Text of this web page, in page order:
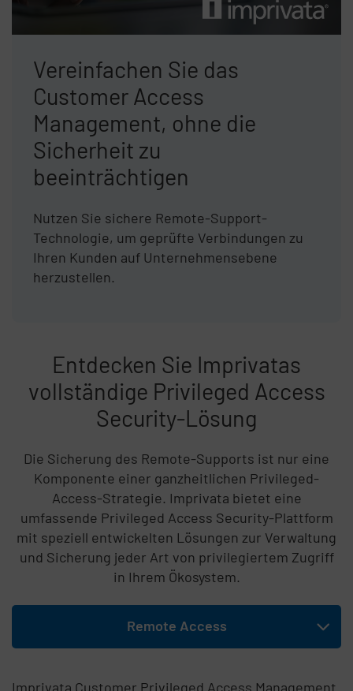
Vereinfachen Sie das
Customer Access
Management, ohne die
Sicherheit zu
beeinträchtigen
Nutzen Sie sichere Remote-Support-
Technologie, um geprüfte Verbindungen zu
Ihren Kunden auf Unternehmensebene
herzustellen.
Entdecken Sie Imprivatas
vollständige Privileged Access
Security-Lösung
Die Sicherung des Remote-Supports ist nur eine
Komponente einer ganzheitlichen Privileged-
Access-Strategie. Imprivata bietet eine
umfassende Privileged Access Security-Plattform
mit speziell entwickelten Lösungen zur Verwaltung
und Sicherung jeder Art von privilegiertem Zugriff
in Ihrem Ökosystem.
Sie das Registerkartenmenü
Remote Access
Imprivata Customer Privileged Access Management